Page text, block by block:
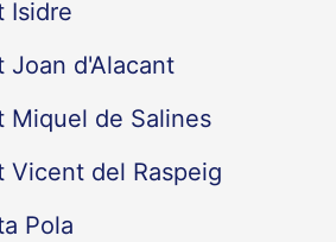
Isidre
Joan d'Alacant
Miquel de Salines
Vicent del Raspeig
Pola